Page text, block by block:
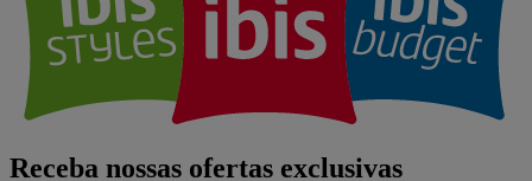
Receba nossas ofertas exclusivas